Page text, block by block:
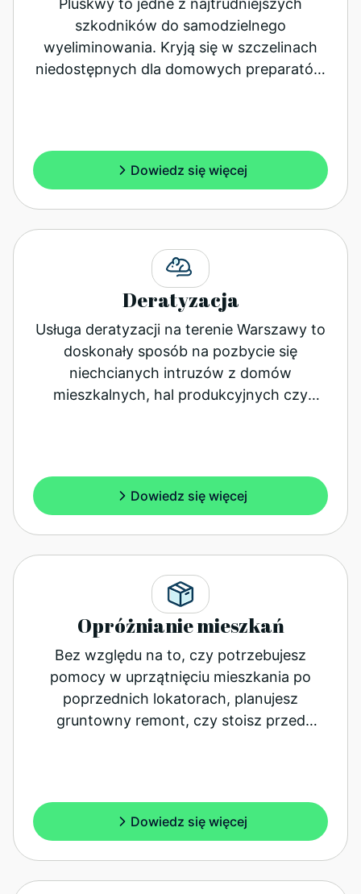
Pluskwy to jedne z najtrudniejszych
szkodników do samodzielnego
wyeliminowania. Kryją się w szczelinach
niedostępnych dla domowych preparatów
Dowiedz się więcej
Deratyzacja
Usługa deratyzacji na terenie Warszawy to
doskonały sposób na pozbycie się
niechcianych intruzów z domów
mieszkalnych, hal produkcyjnych czy
Dowiedz się więcej
Opróżnianie mieszkań
Bez względu na to, czy potrzebujesz
pomocy w uprzątnięciu mieszkania po
poprzednich lokatorach, planujesz
gruntowny remont, czy stoisz przed
Dowiedz się więcej